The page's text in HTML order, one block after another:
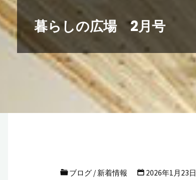
キ
ッ
プ
暮らしの広場 2月号
ブログ / 新着情報 2026年1月23日